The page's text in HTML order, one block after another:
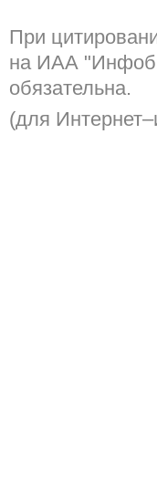
При
на ИАА
обязательна.
(для